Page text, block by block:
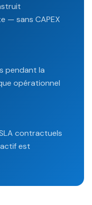
— sans CAPEX
pendant la
opérationnel
contractuels
est